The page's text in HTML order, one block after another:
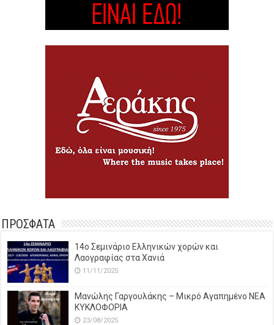
ΠΡΟΣΦΑΤΑ
14o Σεμινάριο Ελληνικών χορών και
Λαογραφίας στα Χανιά
11/11/2025
Μανώλης Γαργουλάκης – Μικρό Αγαπημένο NEΑ
ΚΥΚΛΟΦΟΡΙΑ
23/08/2025